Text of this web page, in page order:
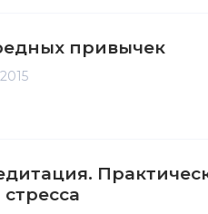
привычек
2015